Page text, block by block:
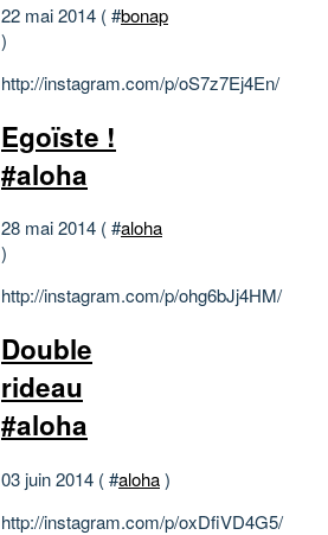
22 mai 2014 ( #bonap
)
http://instagram.com/p/oS7z7Ej4En/
Egoïste !
#aloha
28 mai 2014 ( #aloha
)
http://instagram.com/p/ohg6bJj4HM/
Double
rideau
#aloha
03 juin 2014 ( #aloha)
http://instagram.com/p/oxDfiVD4G5/